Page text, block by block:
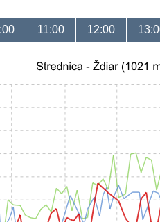
11:00 12:00